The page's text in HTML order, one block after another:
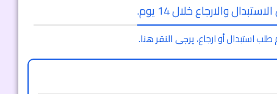
والارجاع خلال 14 يوم.
طلب استبدال أو ارجاع،يرجى النقر هنا.